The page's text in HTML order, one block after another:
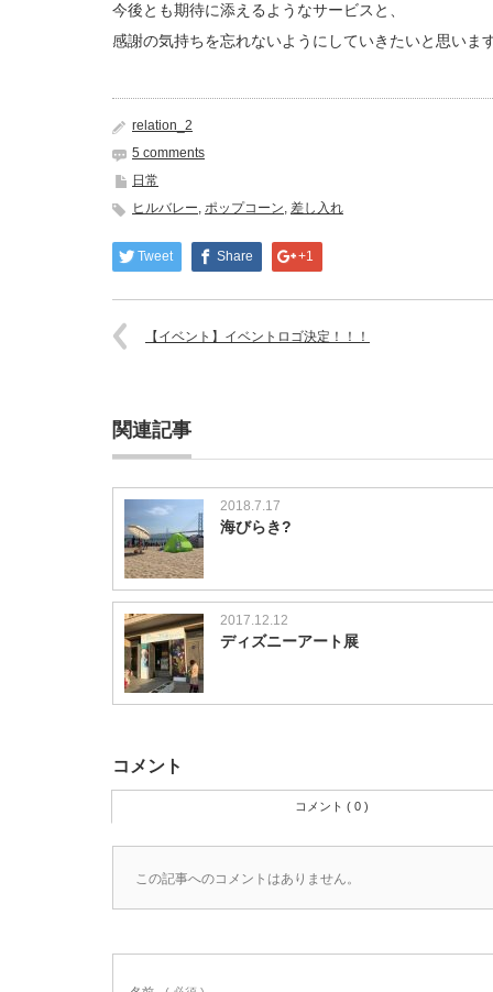
今後とも期待に添えるようなサービスと、
感謝の気持ちを忘れないようにしていきたいと思いま
relation_2
5 comments
日常
ヒルバレー, ポップコーン, 差し入れ
Tweet Share +1
【イベント】イベントロゴ決定！！！
関連記事
2018.7.17
海びらき?
2017.12.12
ディズニーアート展
コメント
コメント ( 0 )
この記事へのコメントはありません。